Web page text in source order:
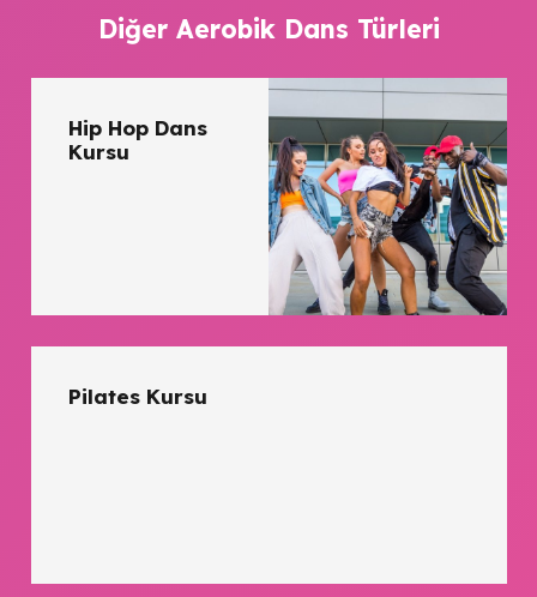
Diğer Aerobik Dans Türleri
Hip Hop Dans
Kursu
Pilates Kursu